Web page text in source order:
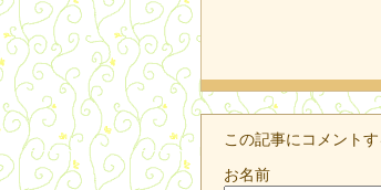
この記事にコメントす
お名前